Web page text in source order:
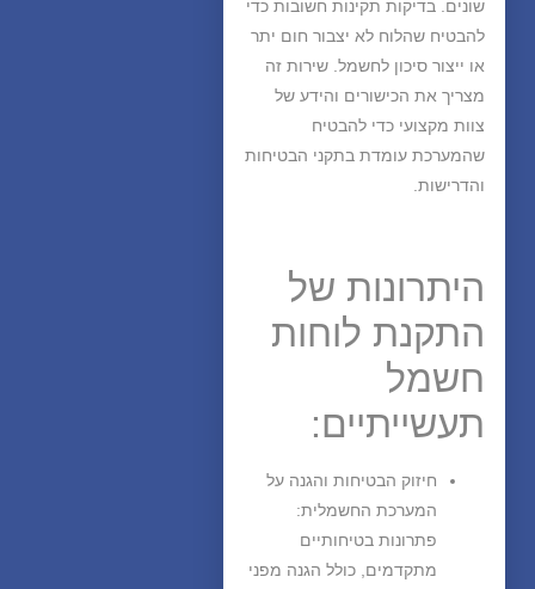
שונים. בדיקות תקינות חשובות כדי
להבטיח שהלוח לא יצבור חום יתר
או ייצור סיכון לחשמל. שירות זה
מצריך את הכישורים והידע של
צוות מקצועי כדי להבטיח
שהמערכת עומדת בתקני הבטיחות
והדרישות.
היתרונות של
התקנת לוחות
חשמל
תעשייתיים:
חיזוק הבטיחות והגנה על
המערכת החשמלית:
פתרונות בטיחותיים
מתקדמים, כולל הגנה מפני